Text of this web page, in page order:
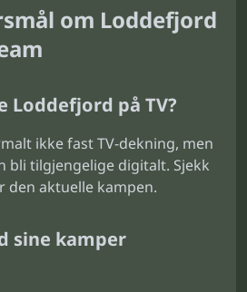
om Loddefjord
Loddefjord på TV?
ikke fast TV-dekning, men
bli tilgjengelige digitalt. Sjekk
den aktuelle kampen.
sine kamper